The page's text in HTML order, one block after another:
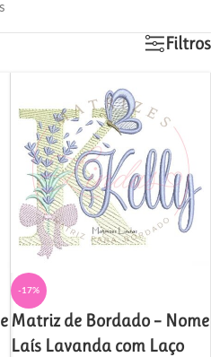
Filtros
-17%
Matriz de Bordado – Nome
Laís Lavanda com Laço